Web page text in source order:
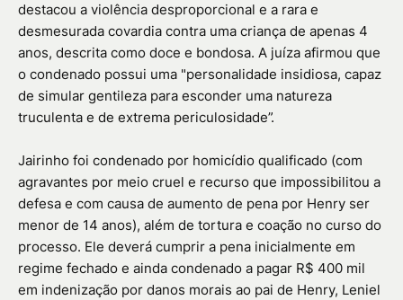
destacou a violência desproporcional e a rara e
desmesurada covardia contra uma criança de apenas 4
anos, descrita como doce e bondosa. A juíza afirmou que
o condenado possui uma "personalidade insidiosa, capaz
de simular gentileza para esconder uma natureza
truculenta e de extrema periculosidade”.
Jairinho foi condenado por homicídio qualificado (com
agravantes por meio cruel e recurso que impossibilitou a
defesa e com causa de aumento de pena por Henry ser
menor de 14 anos), além de tortura e coação no curso do
processo. Ele deverá cumprir a pena inicialmente em
regime fechado e ainda condenado a pagar R$ 400 mil
em indenização por danos morais ao pai de Henry, Leniel